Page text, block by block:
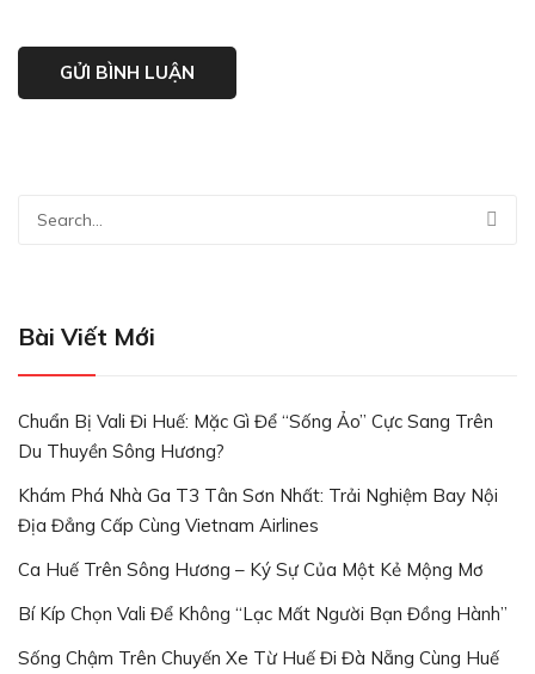
Bài Viết Mới
Chuẩn Bị Vali Đi Huế: Mặc Gì Để “Sống Ảo” Cực Sang Trên
Du Thuyền Sông Hương?
Khám Phá Nhà Ga T3 Tân Sơn Nhất: Trải Nghiệm Bay Nội
Địa Đẳng Cấp Cùng Vietnam Airlines
Ca Huế Trên Sông Hương – Ký Sự Của Một Kẻ Mộng Mơ
Bí Kíp Chọn Vali Để Không “lạc Mất Người Bạn Đồng Hành”
Sống Chậm Trên Chuyến Xe Từ Huế Đi Đà Nẵng Cùng Huế